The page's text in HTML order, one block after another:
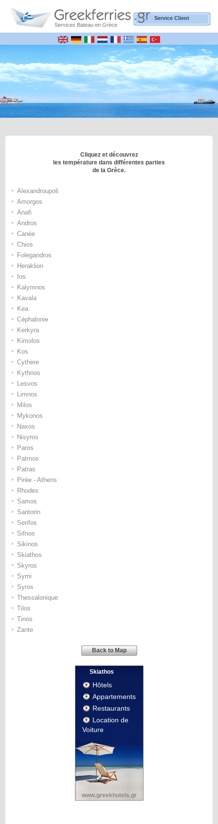
Services Bateau en Grèce
Service Client
Cliquez et découvrez
les température dans différentes parties
de la Grèce.
• Alexandroupoli
• Amorgos
• Anafi
• Andros
• Canée
• Chios
• Folegandros
• Heraklion
• Ios
• Kalymnos
• Kavala
• Kea
• Céphalonie
• Kerkyra
• Kimolos
• Kos
• Cythère
• Kythnos
• Lesvos
• Limnos
• Milos
• Mykonos
• Naxos
• Nisyros
• Paros
• Patmos
• Patras
• Pirée - Athens
• Rhodes
• Samos
• Santorin
• Serifos
• Sifnos
• Sikinos
• Skiathos
• Skyros
• Symi
• Syros
• Thessalonique
• Tilos
• Tinos
• Zante
Back to Map
Skiathos
Hôtels
Appartements
Restaurants
Location de
Voiture
www.greekhotels.gr